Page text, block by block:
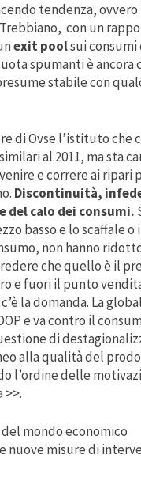
tendenza,
con un
exit poolsui
spumanti è ancora
stabile con
di Ovse l’istituto che
al 2011, ma sta
e correre ai ripari
Discontinuità,
del calo dei consumi.
basso e lo scaffale o
non hanno
che quello è il
e fuori il punto
la domanda. La
e va contro il
di
alla qualità del
l’ordine delle
mondo economico
nuove misure di